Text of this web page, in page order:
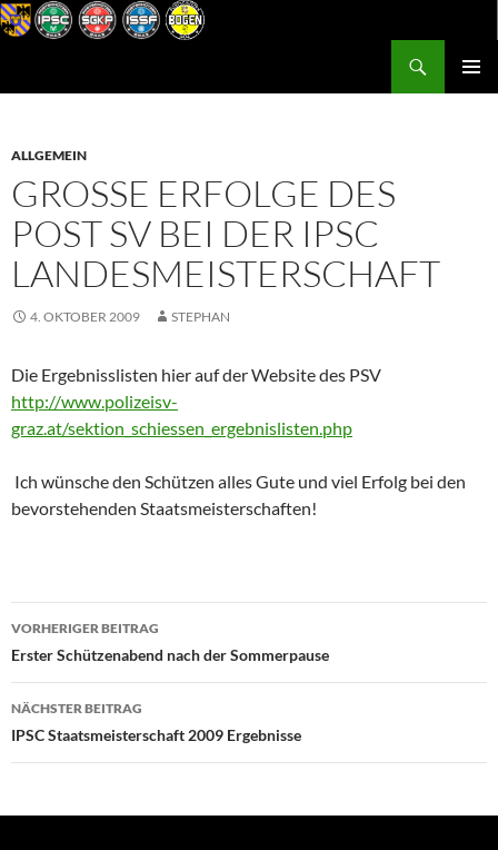
Zum
Inhalt
ALLGEMEIN
GROSSE ERFOLGE DES P
OST SV BEI DER IPSC L
ANDESMEISTERSCHAFT
4. OKTOBER 2009 STEPHAN
Die Ergebnisslisten hier auf der Website des PSV
http://www.polizeisv-
graz.at/sektion_schiessen_ergebnislisten.php
Ich wünsche den Schützen alles Gute und viel Erfolg bei den
bevorstehenden Staatsmeisterschaften!
Beitragsnavigation
VORHERIGER BEITRAG
Erster Schützenabend nach der Sommerpause
NÄCHSTER BEITRAG
IPSC Staatsmeisterschaft 2009 Ergebnisse